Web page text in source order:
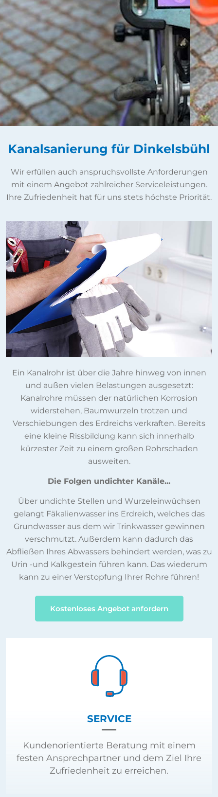
Kanalsanierung für Dinkelsbühl
Wir erfüllen auch anspruchsvollste Anforderungen
mit einem Angebot zahlreicher Serviceleistungen.
Ihre Zufriedenheit hat für uns stets höchste Priorität.
Ein Kanalrohr ist über die Jahre hinweg von innen
und außen vielen Belastungen ausgesetzt:
Kanalrohre müssen der natürlichen Korrosion
widerstehen, Baumwurzeln trotzen und
Verschiebungen des Erdreichs verkraften. Bereits
eine kleine Rissbildung kann sich innerhalb
kürzester Zeit zu einem großen Rohrschaden
ausweiten.
Die Folgen undichter Kanäle...
Über undichte Stellen und Wurzeleinwüchsen
gelangt Fäkalienwasser ins Erdreich, welches das
Grundwasser aus dem wir Trinkwasser gewinnen
verschmutzt. Außerdem kann dadurch das
Abfließen Ihres Abwassers behindert werden, was zu
Urin -und Kalkgestein führen kann. Das wiederum
kann zu einer Verstopfung Ihrer Rohre führen!
Kostenloses Angebot anfordern
SERVICE
Kundenorientierte Beratung mit einem
festen Ansprechpartner und dem Ziel Ihre
Zufriedenheit zu erreichen.